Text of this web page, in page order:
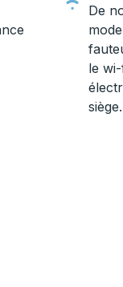
De
le
siège.